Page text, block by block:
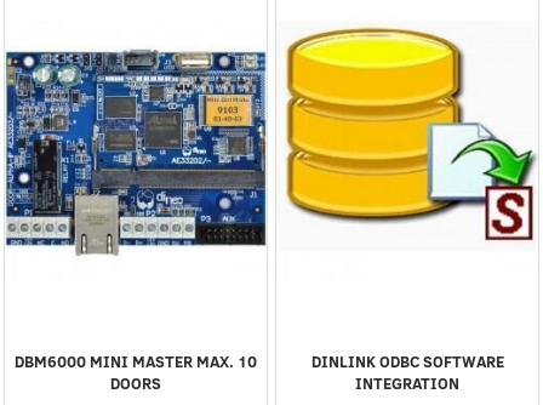
DBM6000 MINI MASTER MAX. 10
DOORS
DINLINK ODBC SOFTWARE
INTEGRATION